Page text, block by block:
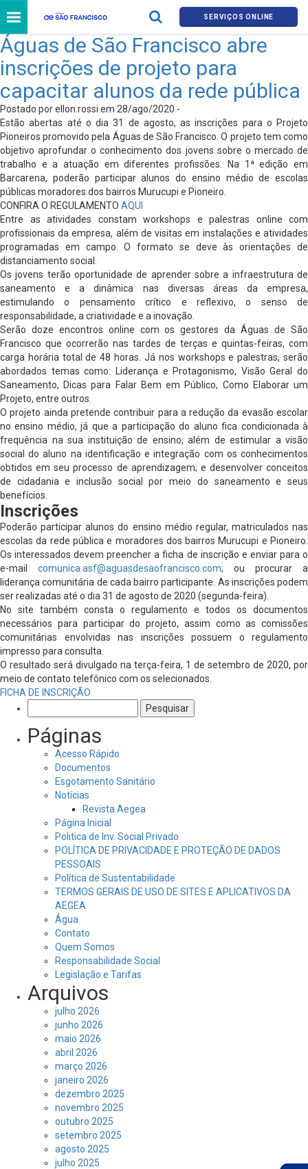
SERVIÇOS ONLINE
Águas de São Francisco abre
inscrições de projeto para
capacitar alunos da rede pública
Postado por ellon.rossi em 28/ago/2020 -
Estão abertas até o dia 31 de agosto, as inscrições para o Projeto
Pioneiros promovido pela Águas de São Francisco. O projeto tem como
objetivo aprofundar o conhecimento dos jovens sobre o mercado de
trabalho e a atuação em diferentes profissões. Na 1ª edição em
Barcarena, poderão participar alunos do ensino médio de escolas
públicas moradores dos bairros Murucupi e Pioneiro.
CONFIRA O REGULAMENTO AQUI
Entre as atividades constam workshops e palestras online com
profissionais da empresa, além de visitas em instalações e atividades
programadas em campo. O formato se deve às orientações de
distanciamento social.
Os jovens terão oportunidade de aprender sobre a infraestrutura de
saneamento e a dinâmica nas diversas áreas da empresa,
estimulando o pensamento crítico e reflexivo, o senso de
responsabilidade, a criatividade e a inovação.
Serão doze encontros online com os gestores da Águas de São
Francisco que ocorrerão nas tardes de terças e quintas-feiras, com
carga horária total de 48 horas. Já nos workshops e palestras, serão
abordados temas como: Liderança e Protagonismo, Visão Geral do
Saneamento, Dicas para Falar Bem em Público, Como Elaborar um
Projeto, entre outros.
O projeto ainda pretende contribuir para a redução da evasão escolar
no ensino médio, já que a participação do aluno fica condicionada à
frequência na sua instituição de ensino, além de estimular a visão
social do aluno na identificação e integração com os conhecimentos
obtidos em seu processo de aprendizagem; e desenvolver conceitos
de cidadania e inclusão social por meio do saneamento e seus
benefícios.
Inscrições
Poderão participar alunos do ensino médio regular, matriculados nas
escolas da rede pública e moradores dos bairros Murucupi e Pioneiro.
Os interessados devem preencher a ficha de inscrição e enviar para o
e-mail comunica.asf@aguasdesaofrancisco.com; ou procurar a
liderança comunitária de cada bairro participante. As inscrições podem
ser realizadas até o dia 31 de agosto de 2020 (segunda-feira).
No site também consta o regulamento e todos os documentos
necessários para participar do projeto, assim como as comissões
comunitárias envolvidas nas inscrições possuem o regulamento
impresso para consulta.
O resultado será divulgado na terça-feira, 1 de setembro de 2020, por
meio de contato telefônico com os selecionados.
FICHA DE INSCRIÇÃO
por:
Páginas
Acesso Rápido
Documentos
Esgotamento Sanitário
Notícias
Revista Aegea
Página Inicial
Politica de Inv. Social Privado
POLÍTICA DE PRIVACIDADE E PROTEÇÃO DE DADOS
PESSOAIS
Política de Sustentabilidade
TERMOS GERAIS DE USO DE SITES E APLICATIVOS DA
AEGEA
Água
Contato
Quem Somos
Responsabilidade Social
Legislação e Tarifas
Arquivos
julho 2026
junho 2026
maio 2026
abril 2026
março 2026
janeiro 2026
dezembro 2025
novembro 2025
outubro 2025
setembro 2025
agosto 2025
julho 2025